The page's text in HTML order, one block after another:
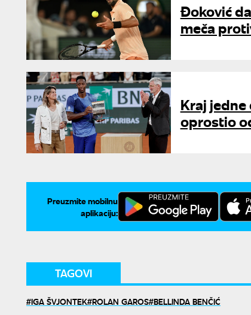
Đoković
meča
Kraj jedne
oprostio
Preuzmite mobilnu
aplikaciju:
TAGOVI
IGA ŠVJONTEK ROLAN GAROS BELLINDA BENČIĆ